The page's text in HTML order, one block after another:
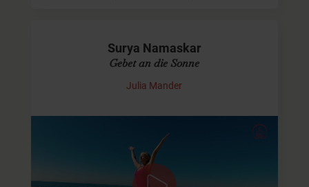
Surya Namaskar
Gebet an die Sonne
Julia Mander
Sonnengruß - die Mutter aller Yoga
Asanas
Dieses kurze Yoga-Video beinhaltet mehrere Runden der